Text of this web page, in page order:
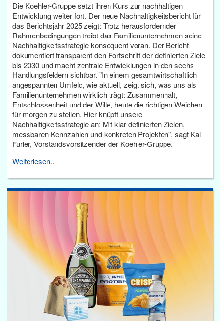
Die Koehler-Gruppe setzt ihren Kurs zur nachhaltigen
Entwicklung weiter fort. Der neue Nachhaltigkeitsbericht für
das Berichtsjahr 2025 zeigt: Trotz herausfordernder
Rahmenbedingungen treibt das Familienunternehmen seine
Nachhaltigkeitsstrategie konsequent voran. Der Bericht
dokumentiert transparent den Fortschritt der definierten Ziele
bis 2030 und macht zentrale Entwicklungen in den sechs
Handlungsfeldern sichtbar. "In einem gesamtwirtschaftlich
angespannten Umfeld, wie aktuell, zeigt sich, was uns als
Familienunternehmen wirklich trägt: Zusammenhalt,
Entschlossenheit und der Wille, heute die richtigen Weichen
für morgen zu stellen. Hier knüpft unsere
Nachhaltigkeitsstrategie an: Mit klar definierten Zielen,
messbaren Kennzahlen und konkreten Projekten", sagt Kai
Furler, Vorstandsvorsitzender der Koehler-Gruppe.
Weiterlesen...